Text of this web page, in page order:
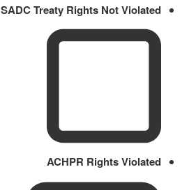
SADC Treaty Rights Not Violated
ACHPR Rights Violated